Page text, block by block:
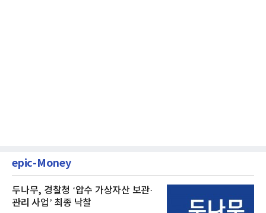
epic-Money
두나무, 경찰청 ‘압수 가상자산 보관·
관리 사업’ 최종 낙찰